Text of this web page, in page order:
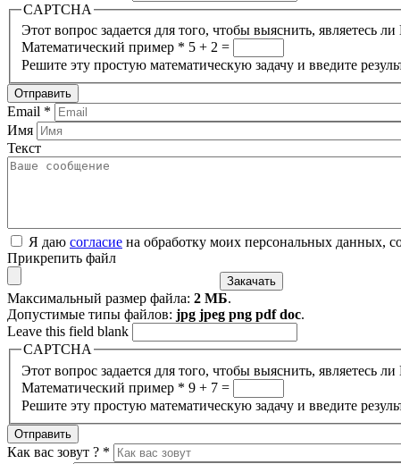
CAPTCHA
Этот вопрос задается для того, чтобы выяснить, являетесь
Математический пример * 5 + 2 =
Решите эту простую математическую задачу и введите
Email *
Имя
Текст
Я даю согласие на обработку моих персональных данных,
Прикрепить файл
Максимальный размер файла: 2 МБ.
Допустимые типы файлов: jpg jpeg png pdf doc.
Leave this field blank
CAPTCHA
Этот вопрос задается для того, чтобы выяснить, являетесь
Математический пример * 9 + 7 =
Решите эту простую математическую задачу и введите
Как вас зовут ? *